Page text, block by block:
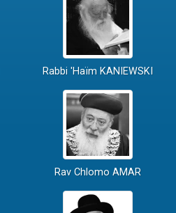
Rabbi 'Haïm KANIEWSKI
Rav Chlomo AMAR